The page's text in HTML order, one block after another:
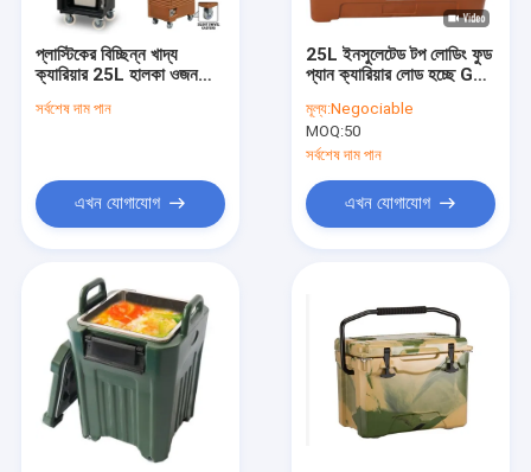
প্লাস্টিকের বিচ্ছিন্ন খাদ্য
ক্যারিয়ার 25L হালকা ওজন
কম্প্যাক্ট ক্যাটারিং ধারক
সর্বশেষ দাম পান
এখন যোগাযোগ
25L ইনসুলেটেড টপ লোডিং ফুড
প্যান ক্যারিয়ার লোড হচ্ছে GN
মূল্য:Negociable
MOQ:50
সর্বশেষ দাম পান
এখন যোগাযোগ